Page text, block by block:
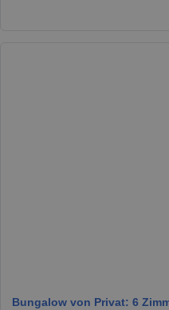
Bungalow von Privat: 6